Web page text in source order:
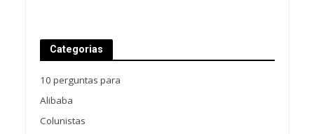
Categorias
10 perguntas para
Alibaba
Colunistas